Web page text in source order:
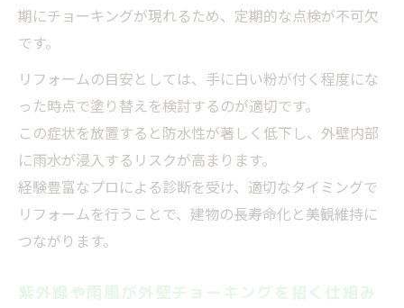
期にチョーキングが現れるため、定期的な点検が不可欠
です。
リフォームの目安としては、手に白い粉が付く程度にな
った時点で塗り替えを検討するのが適切です。
この症状を放置すると防水性が著しく低下し、外壁内部
に雨水が浸入するリスクが高まります。
経験豊富なプロによる診断を受け、適切なタイミングで
リフォームを行うことで、建物の長寿命化と美観維持に
つながります。
紫外線や雨風が外壁チョーキングを招く仕組み